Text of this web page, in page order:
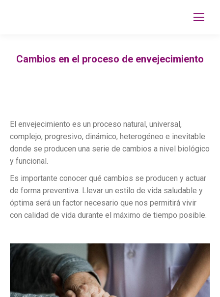
Cambios en el proceso de envejecimiento
El envejecimiento es un proceso natural, universal,
complejo, progresivo, dinámico, heterogéneo e inevitable
donde se producen una serie de cambios a nivel biológico
y funcional.
Es importante conocer qué cambios se producen y actuar
de forma preventiva. Llevar un estilo de vida saludable y
óptima será un factor necesario que nos permitirá vivir
con calidad de vida durante el máximo de tiempo posible.